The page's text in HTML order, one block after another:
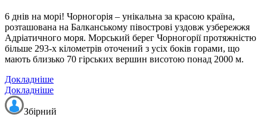
6 днів на морі! Чорногорія – унікальна за красою країна,
розташована на Балканському півострові уздовж узбережжя
Адріатичного моря. Морський берег Чорногорії протяжністю
більше 293-х кілометрів оточений з усіх боків горами, що
мають близько 70 гірських вершин висотою понад 2000 м.
Докладніше
Докладніше
Збірний